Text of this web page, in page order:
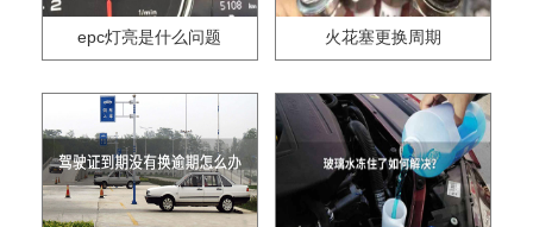
epc灯亮是什么问题 火花塞更换周期